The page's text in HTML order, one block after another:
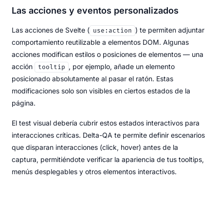
Las acciones y eventos personalizados
Las acciones de Svelte ( use:action ) te permiten adjuntar
comportamiento reutilizable a elementos DOM. Algunas
acciones modifican estilos o posiciones de elementos — una
acción
tooltip , por ejemplo, añade un elemento
posicionado absolutamente al pasar el ratón. Estas
modificaciones solo son visibles en ciertos estados de la
página.
El test visual debería cubrir estos estados interactivos para
interacciones críticas. Delta-QA te permite definir escenarios
que disparan interacciones (click, hover) antes de la
captura, permitiéndote verificar la apariencia de tus tooltips,
menús desplegables y otros elementos interactivos.